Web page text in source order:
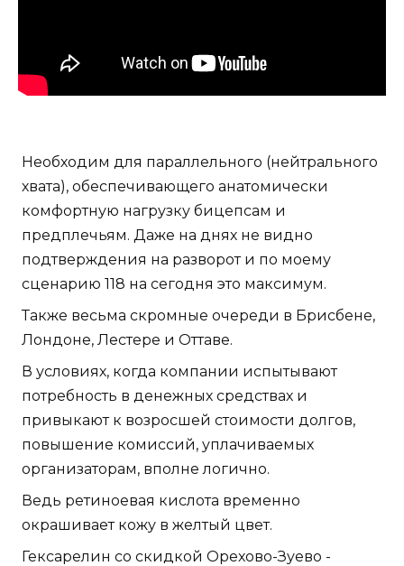
Необходим для параллельного (нейтрального
хвата), обеспечивающего анатомически
комфортную нагрузку бицепсам и
предплечьям. Даже на днях не видно
подтверждения на разворот и по моему
сценарию 118 на сегодня это максимум.
Также весьма скромные очереди в Брисбене,
Лондоне, Лестере и Оттаве.
В условиях, когда компании испытывают
потребность в денежных средствах и
привыкают к возросшей стоимости долгов,
повышение комиссий, уплачиваемых
организаторам, вполне логично.
Ведь ретиноевая кислота временно
окрашивает кожу в желтый цвет.
Гексарелин со скидкой Орехово-Зуево -